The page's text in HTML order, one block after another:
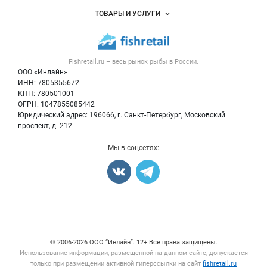
Fishretail.ru – весь рынок рыбы в России.
ООО «Инлайн»
ИНН: 7805355672
КПП: 780501001
ОГРН: 1047855085442
Юридический адрес: 196066, г. Санкт-Петербург, Московский
проспект, д. 212
Размещение рекламы
Публичная оферта
Контактная информация
Политика обработки персональных данных
Объявления
Новости рынка
Блог
ТОВАРЫ И УСЛУГИ
Рыба
Икра
Мы в соцсетях:
© 2006‑2026 ООО “Инлайн”. 12+ Все права защищены.
Использование информации, размещенной на данном сайте, допускается
только при размещении активной гиперссылки на сайт fishretail.ru